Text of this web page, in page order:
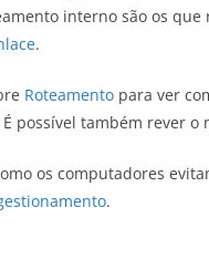
interno são os que
.
Roteamento para ver
possível também rever o
os computadores
.